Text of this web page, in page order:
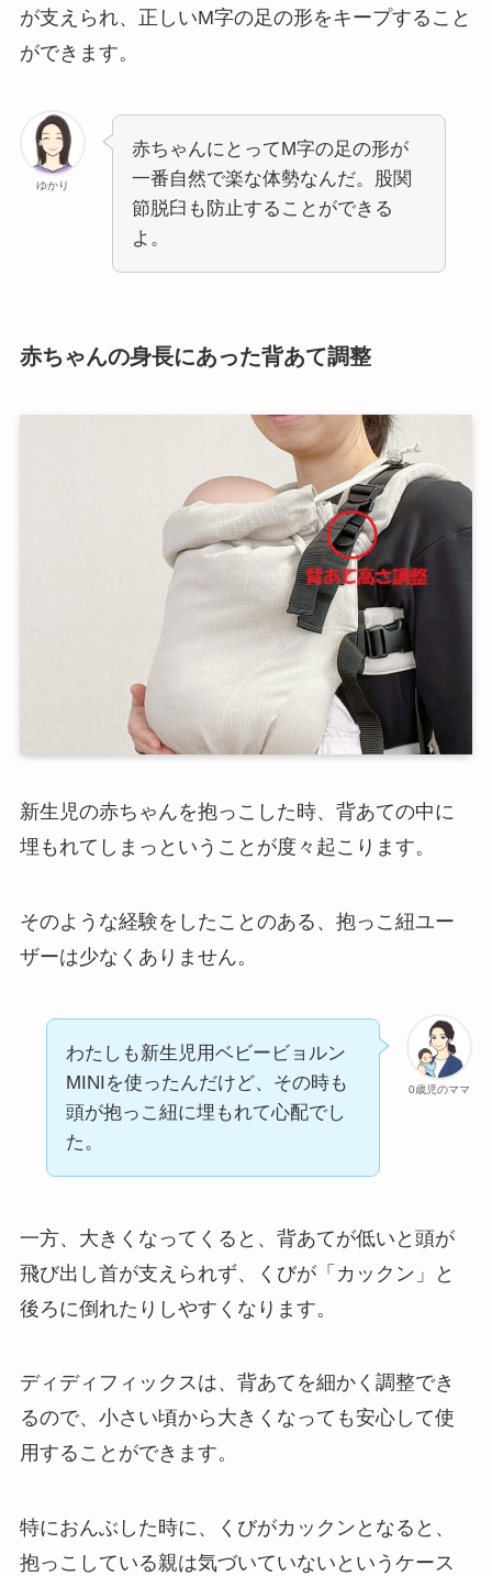
が支えられ、正しいM字の足の形をキープすること
ができます。
ゆかり
赤ちゃんにとってM字の足の形が
一番自然で楽な体勢なんだ。股関
節脱臼も防止することができる
よ。
赤ちゃんの身長にあった背あて調整
新生児の赤ちゃんを抱っこした時、背あての中に
埋もれてしまっということが度々起こります。
そのような経験をしたことのある、抱っこ紐ユー
ザーは少なくありません。
0歳児のママ
わたしも新生児用ベビービョルン
MINIを使ったんだけど、その時も
頭が抱っこ紐に埋もれて心配でし
た。
一方、大きくなってくると、背あてが低いと頭が
飛び出し首が支えられず、くびが「カックン」と
後ろに倒れたりしやすくなります。
ディディフィックスは、背あてを細かく調整でき
るので、小さい頃から大きくなっても安心して使
用することができます。
特におんぶした時に、くびがカックンとなると、
抱っこしている親は気づいていないというケース